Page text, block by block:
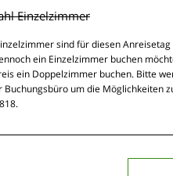
Einzelzimmer
sind für diesen
ein Einzelzimmer buchen
ein Doppelzimmer buchen. Bitte
Buchungsbüro um die Möglichkeiten